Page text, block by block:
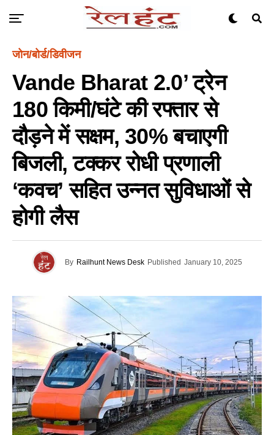
जोन/बोर्ड/डिवीजन
Vande Bharat 2.0’ ट्रेन
180 किमी/घंटे की रफ्तार से
दौड़ने में सक्षम, 30% बचाएगी
बिजली, टक्कर रोधी प्रणाली
‘कवच’ सहित उन्नत सुविधाओं से
होगी लैस
By Railhunt News Desk Published January 10, 2025